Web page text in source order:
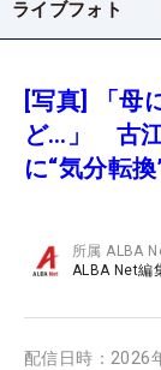
ライブフォト
[写真] 「母
ど…」 古江
に“気分転換
所属ALBA
ALBA Net編
配信日時： 2026